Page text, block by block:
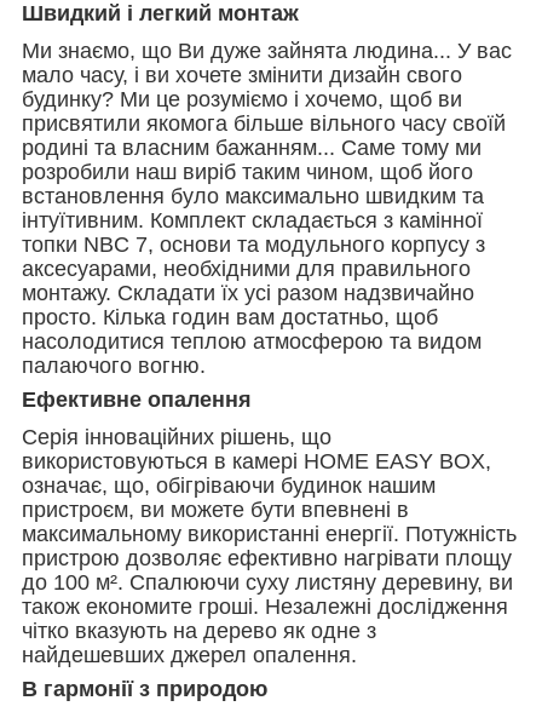
Швидкий і легкий монтаж
Ми знаємо, що Ви дуже зайнята людина... У вас
мало часу, і ви хочете змінити дизайн свого
будинку? Ми це розуміємо і хочемо, щоб ви
присвятили якомога більше вільного часу своїй
родині та власним бажанням... Саме тому ми
розробили наш виріб таким чином, щоб його
встановлення було максимально швидким та
інтуїтивним. Комплект складається з камінної
топки NBC 7, основи та модульного корпусу з
аксесуарами, необхідними для правильного
монтажу. Складати їх усі разом надзвичайно
просто. Кілька годин вам достатньо, щоб
насолодитися теплою атмосферою та видом
палаючого вогню.
Ефективне опалення
Серія інноваційних рішень, що
використовуються в камері HOME EASY BOX,
означає, що, обігріваючи будинок нашим
пристроєм, ви можете бути впевнені в
максимальному використанні енергії. Потужність
пристрою дозволяє ефективно нагрівати площу
до 100 м². Спалюючи суху листяну деревину, ви
також економите гроші. Незалежні дослідження
чітко вказують на дерево як одне з
найдешевших джерел опалення.
В гармонії з природою